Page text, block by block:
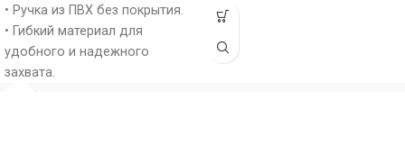
• Ручка из ПВХ без покрытия.
• Гибкий материал для
удобного и надежного
захвата.